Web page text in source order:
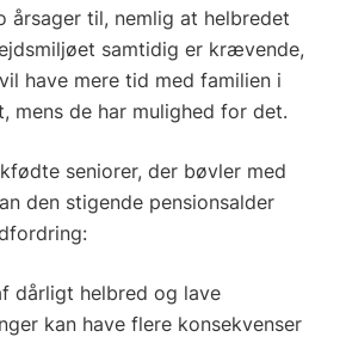
til, nemlig at helbredet
samtidig er krævende,
have mere tid med familien i
mens de har mulighed for det.
seniorer, der bøvler med
den stigende pensionsalder
dårligt helbred og lave
kan have flere konsekvenser